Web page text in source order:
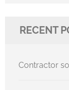
RECENT
Contractor